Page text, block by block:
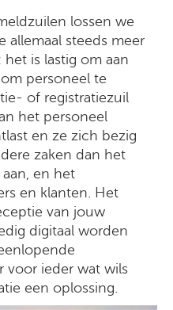
lossen we
allemaal steeds meer
is lastig om aan
personeel te
of registratiezuil
het personeel
en ze zich bezig
zaken dan het
en het
en klanten. Het
van jouw
digitaal worden
voor ieder wat wils
een oplossing.